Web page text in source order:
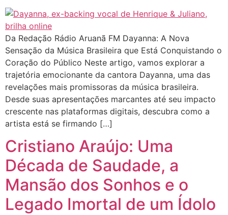
Da Redação Rádio Aruanã FM Dayanna: A Nova
Sensação da Música Brasileira que Está Conquistando o
Coração do Público Neste artigo, vamos explorar a
trajetória emocionante da cantora Dayanna, uma das
revelações mais promissoras da música brasileira.
Desde suas apresentações marcantes até seu impacto
crescente nas plataformas digitais, descubra como a
artista está se firmando […]
Cristiano Araújo: Uma
Década de Saudade, a
Mansão dos Sonhos e o
Legado Imortal de um Ídolo